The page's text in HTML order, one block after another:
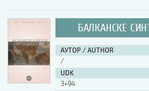
БАЛКАНСКЕ
АУТОР / AUTHOR
/
UDK
3+94